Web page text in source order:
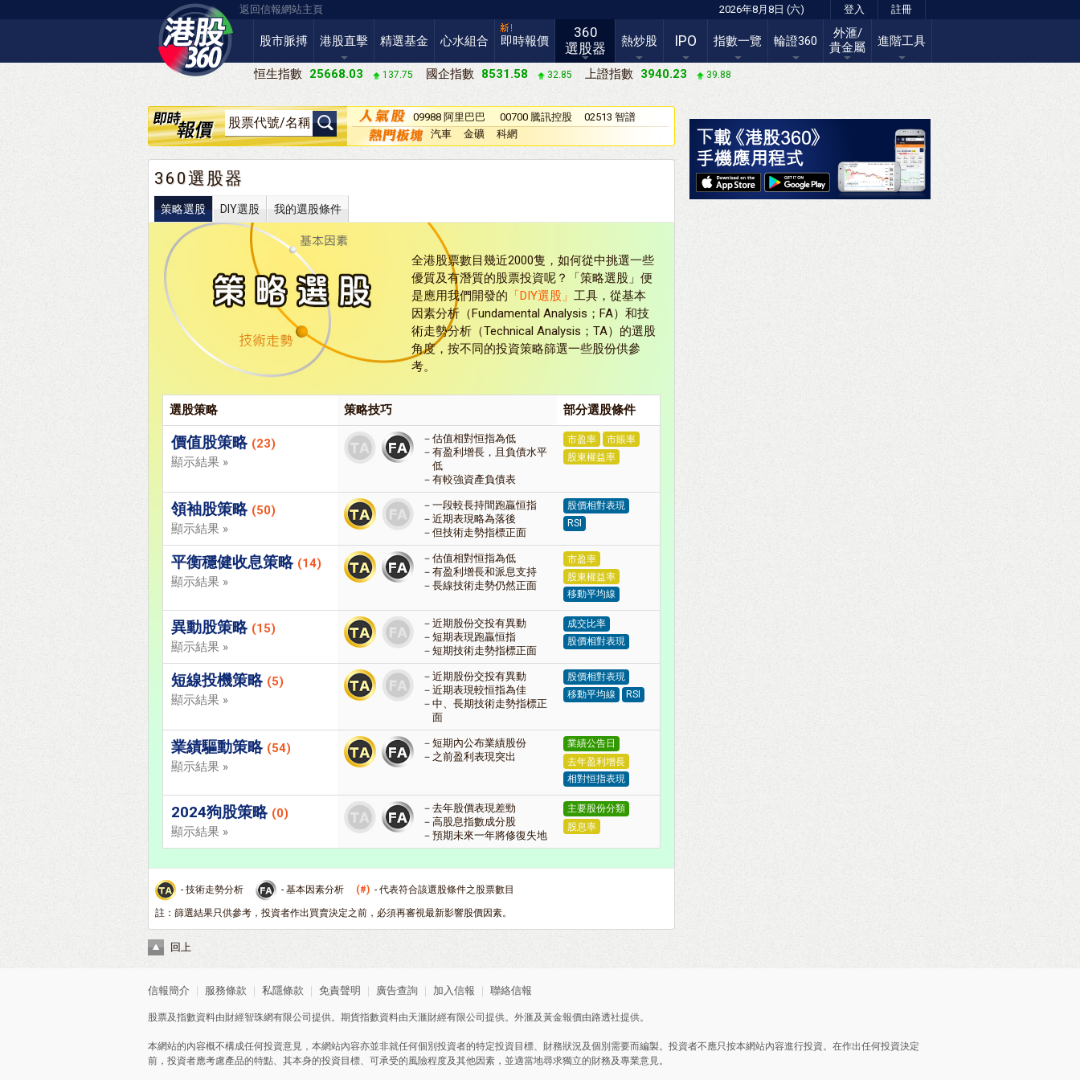
返回信報網站主頁 2026年8月8日 (六) 登入 註冊
股市脈搏 港股直擊 精選基金 心水組合 即時報價
360
選股器
熱炒股 IPO 指數一覽 輪證360
外滙/
貴金屬
進階工具
恒生指數 25668.03 137.75 國企指數 8531.58 32.85 上證指數 3940.23 39.88
09988 阿里巴巴
－Ｗ
00700 騰訊控股
02513 智譜
汽車
金礦 科網
360選股器
策略選股 DIY選股 我的選股條件
全港股票數目幾近2000隻，如何從中挑選一些
優質及有潛質的股票投資呢？「策略選股」便
是應用我們開發的 「DIY選股」 工具，從基本
因素分析（Fundamental Analysis；FA）和技
術走勢分析（Technical Analysis；TA）的選股
角度，按不同的投資策略篩選一些股份供參
考。
選股策略 策略技巧 部分選股條件
價值股策略 (23)
顯示結果 »
估值相對恒指為低
有盈利增長，且負債水平
低
有較強資產負債表
市盈率
市賬率
股東權益率
領袖股策略 (50)
顯示結果 »
一段較長持間跑贏恒指
近期表現略為落後
但技術走勢指標正面
股價相對表現
RSI
平衡穩健收息策略 (14)
顯示結果 »
估值相對恒指為低
有盈利增長和派息支持
長線技術走勢仍然正面
市盈率
股東權益率
移動平均線
異動股策略 (15)
顯示結果 »
近期股份交投有異動
短期表現跑贏恒指
短期技術走勢指標正面
成交比率
股價相對表現
短線投機策略 (5)
顯示結果 »
近期股份交投有異動
近期表現較恒指為佳
中、長期技術走勢指標正
面
股價相對表現
移動平均線
RSI
業績驅動策略 (54)
顯示結果 »
短期內公布業績股份
之前盈利表現突出
業績公告日
去年盈利增長
相對恒指表現
2024狗股策略 (0)
顯示結果 »
去年股價表現差勁
高股息指數成分股
預期未來一年將修復失地
主要股份分類
股息率
- 技術走勢分析 - 基本因素分析 (#) - 代表符合該選股條件之股票數目
註：篩選結果只供參考，投資者作出買賣決定之前，必須再審視最新影響股價因素。
回上
信報簡介 ｜ 服務條款 ｜ 私隱條款 ｜ 免責聲明 ｜ 廣告查詢 ｜ 加入信報 ｜ 聯絡信報
股票及指數資料由財經智珠網有限公司提供。期貨指數資料由天滙財經有限公司提供。外滙及黃金報價由路透社提供。
本網站的內容概不構成任何投資意見，本網站內容亦並非就任何個別投資者的特定投資目標、財務狀況及個別需要而編製。投資者不應只按本網站內容進行投資。在作出任何投資決定
前，投資者應考慮產品的特點、其本身的投資目標、可承受的風險程度及其他因素，並適當地尋求獨立的財務及專業意見。